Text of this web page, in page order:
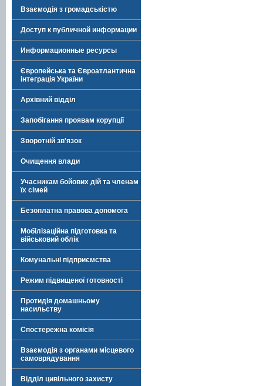
Взаємодія з громадськістю
Доступ к публичной информации
Информационные ресурсы
Європейська та Євроатлантична
інтеграція України
Архівний відділ
Запобігання проявам корупції
Зворотній зв'язок
Очищення влади
Учасникам бойових дій та членам
їх сімей
Безоплатна правова допомога
Мобілізаційна підготовка та
військовий облік
Комунальні підприємства
Режим підвищеної готовності
Протидія домашньому
насильству
Спостережна комісія
Взаємодія з органами місцевого
самоврядування
Відділ цивільного захисту